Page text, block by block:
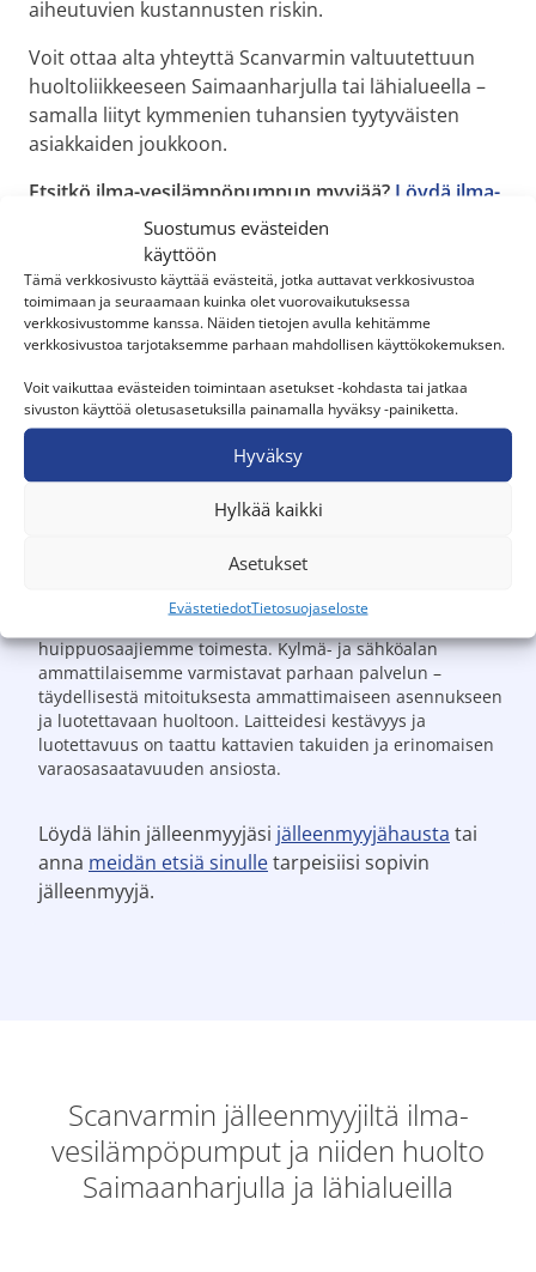
Suostumus evästeiden
käyttöön
Tämä verkkosivusto käyttää evästeitä, jotka auttavat verkkosivustoa
toimimaan ja seuraamaan kuinka olet vuorovaikutuksessa
verkkosivustomme kanssa. Näiden tietojen avulla kehitämme
verkkosivustoa tarjotaksemme parhaan mahdollisen käyttökokemuksen.
Voit vaikuttaa evästeiden toimintaan asetukset -kohdasta tai jatkaa
sivuston käyttöä oletusasetuksilla painamalla hyväksy -painiketta.
Hyväksy
Hylkää kaikki
Asetukset
EvästetiedotTietosuojaseloste
aiheutuvien kustannusten riskin.
Voit ottaa alta yhteyttä Scanvarmin valtuutettuun
huoltoliikkeeseen Saimaanharjulla tai lähialueella –
samalla liityt kymmenien tuhansien tyytyväisten
asiakkaiden joukkoon.
Etsitkö ilma-vesilämpöpumpun myyjää? Löydä ilma-
vesilämpöpumpun myyjä Saimaanharjulta
Valitse Saimaanharjulainen Scanvarmin
jälleenmyyjä, kun haluat luotettavia ja
Koko Suomen kattava Scanvarmin jälleenmyyjäverkosto
tarjoaa sinulle räätälöityjä energiaratkaisuja
huippuosaajiemme toimesta. Kylmä- ja sähköalan
ammattilaisemme varmistavat parhaan palvelun –
täydellisestä mitoituksesta ammattimaiseen asennukseen
ja luotettavaan huoltoon. Laitteidesi kestävyys ja
luotettavuus on taattu kattavien takuiden ja erinomaisen
varaosasaatavuuden ansiosta.
Löydä lähin jälleenmyyjäsi jälleenmyyjähausta tai
anna meidän etsiä sinulletarpeisiisi sopivin
jälleenmyyjä.
Scanvarmin jälleenmyyjiltä ilma-
vesilämpöpumput ja niiden huolto
Saimaanharjulla ja lähialueilla